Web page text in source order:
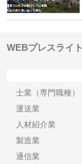
WEBプレスライト
士業（専門職種）
運送業
人材紹介業
製造業
通信業